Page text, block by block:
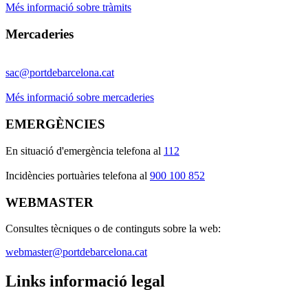
Més informació sobre tràmits
Mercaderies
sac@portdebarcelona.cat
Més informació sobre mercaderies
EMERGÈNCIES
En situació d'emergència telefona al 112
Incidències portuàries telefona al 900 100 852
WEBMASTER
Consultes tècniques o de continguts sobre la web:
webmaster@portdebarcelona.cat
Links informació legal